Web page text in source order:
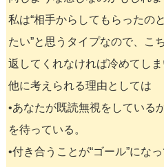
私は“相手からしてもらったの
たい”と思うタイプなので、こ
返してくれなければ冷めてしま
他に考えられる理由としては
•あなたが既読無視をしている
を待っている。
•付き合うことが“ゴール”にな